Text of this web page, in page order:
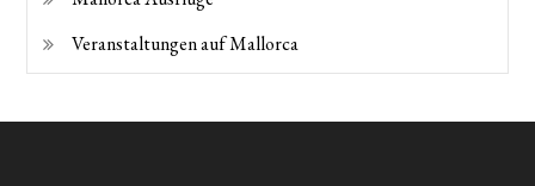
Veranstaltungen auf Mallorca